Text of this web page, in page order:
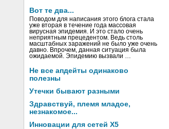
Вот те два...
Поводом для написания этого блога стала
уже вторая в течение года массовая
вирусная эпидемия. И это стало очень
неприятным прецедентом. Ведь столь
масштабных заражений не было уже очень
давно. Впрочем, данная ситуация была
ожидаемой. Эпидемию вызвали …
Не все апдейты одинаково
полезны
Утечки бывают разными
Здравствуй, племя младое,
незнакомое...
Инновации для сетей X5